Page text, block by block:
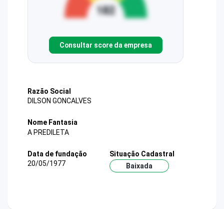
Consultar score da empresa
Razão Social
DILSON GONCALVES
Nome Fantasia
A PREDILETA
Data de fundação
20/05/1977
Situação Cadastral
Baixada